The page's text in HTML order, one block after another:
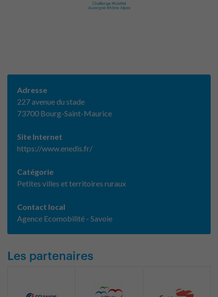
Adresse
227 avenue du stade
73700 Bourg-Saint-Maurice
Site Internet
https://www.enedis.fr/
Catégorie
Petites villes et territoires ruraux
Contact local
Agence Ecomobilité - Savoie
Les partenaires